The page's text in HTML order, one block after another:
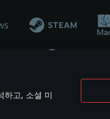
하고, 소셜 미
체나 장비 제조 업체가 게
are the property of their